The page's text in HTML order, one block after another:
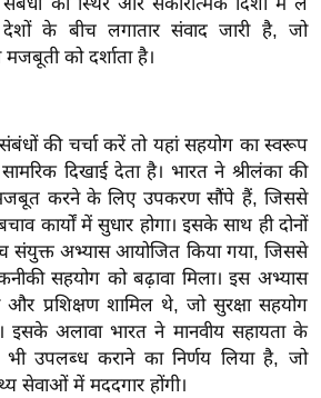
को स्थिर और सकारात्मक दिशा में ले
देशों के बीच लगातार संवाद जारी है, जो
मजबूती को दर्शाता है।
की चर्चा करें तो यहां सहयोग का स्वरूप
दिखाई देता है। भारत ने श्रीलंका की
करने के लिए उपकरण सौंपे हैं, जिससे
कार्यों में सुधार होगा। इसके साथ ही दोनों
संयुक्त अभ्यास आयोजित किया गया, जिससे
सहयोग को बढ़ावा मिला। इस अभ्यास
प्रशिक्षण शामिल थे, जो सुरक्षा सहयोग
इसके अलावा भारत ने मानवीय सहायता के
भी उपलब्ध कराने का निर्णय लिया है, जो
सेवाओं में मददगार होंगी।